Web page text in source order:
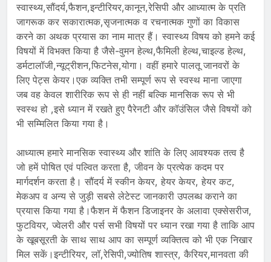
स्वास्थ्य,सौंदर्य,फैशन,इन्टीरियर,कानून,रेसिपी और आध्यात्म के प्रति
जागरूक कर सकारात्मक,सृजनात्मक व रचनात्मक गुणों का विकास
करने का अथक प्रयास का नाम मात्र हैं। स्वास्थ्य विषय को हमने कई
विषयों में विभक्त किया है जैसे-वुमन हेल्थ,फैमिली हेल्थ,चाइल्ड हेल्थ,
डर्मटालॉजी,न्यूट्रीशन,फिटनेस,योगा। वहीं हमारे पालतू जानवरों के
लिए पेट्स केयर।एक व्यक्ति तभी सम्पूर्ण रूप से स्वस्थ माना जाएगा
जब वह केवल शारीरिक रूप से ही नहीं बल्कि मानसिक रूप से भी
स्वस्थ हो ,इसे ध्यान में रखते हुए पैरेनटी और कॉउंसिल जैसे विषयों को
भी सम्मिलित किया गया है।
आध्यात्म हमारे मानसिक स्वास्थ्य और शांति के लिए आवश्यक तत्व है
जो हमें पोषित एवं पल्वित करता है, जीवन के प्रत्येक कदम पर
मार्गदर्शन करता है। सौंदर्य में स्कीन केयर, हेयर केयर, हेयर कट,
मेकअप व अन्य से जुड़ी सबसे लेटेस्ट जानकारी उपलब्ध कराने का
प्रयास किया गया है।फैशन में फैशन डिजाइनर के अलावा एक्सेसरीज,
फुटवियर, ज्वेलरी और पर्स सभी विषयों पर ध्यान रखा गया है ताकि आप
के खूबसूरती के साथ साथ आप का सम्पूर्ण व्यक्तित्व को भी एक निखार
मिल सकें।इन्टीरियर, लॉ,रेसिपी,ज्योतिष शास्त्र, कैरियर,मानवता की